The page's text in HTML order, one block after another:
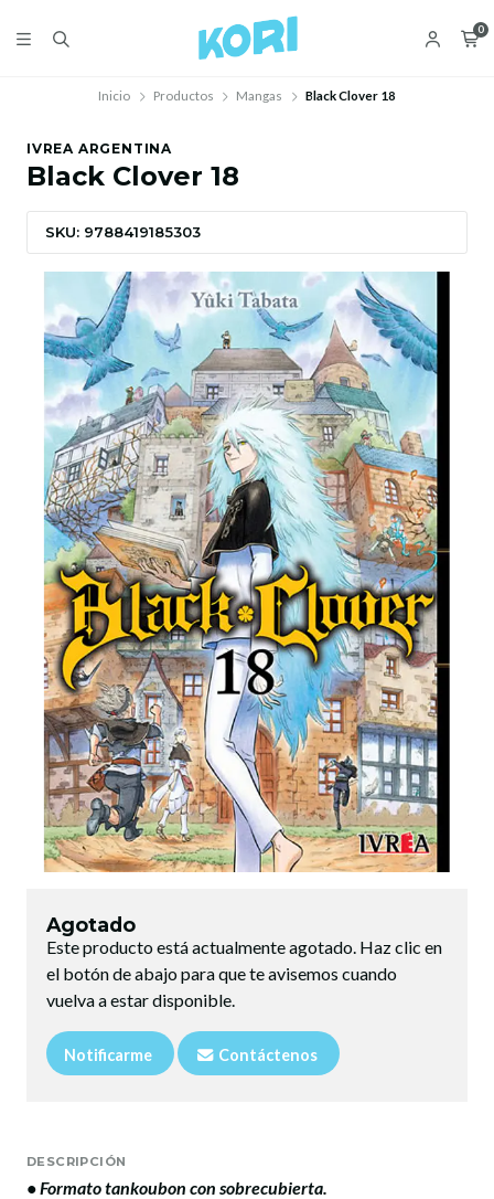
0
Inicio Productos Mangas Black Clover 18
IVREA ARGENTINA
Black Clover 18
SKU: 9788419185303
Agotado
Este producto está actualmente agotado. Haz clic en
el botón de abajo para que te avisemos cuando
vuelva a estar disponible.
Notificarme Contáctenos
DESCRIPCIÓN
• Formato tankoubon con sobrecubierta.